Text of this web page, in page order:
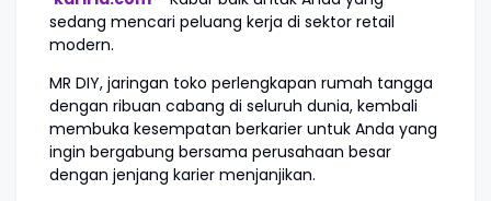
sedang mencari peluang kerja di sektor retail
modern.
MR DIY, jaringan toko perlengkapan rumah tangga
dengan ribuan cabang di seluruh dunia, kembali
membuka kesempatan berkarier untuk Anda yang
ingin bergabung bersama perusahaan besar
dengan jenjang karier menjanjikan.